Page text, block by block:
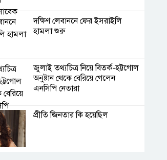
দক্ষিণ লেবাননে ফের ইসরাইলি
হামলা শুরু
জুলাই তথ্যচিত্র নিয়ে বিতর্ক-হট্টগোল
অনুষ্টান থেকে বেরিয়ে গেলেন
এনসিপি নেতারা
প্রীতি জিনতার কি হয়েছিল